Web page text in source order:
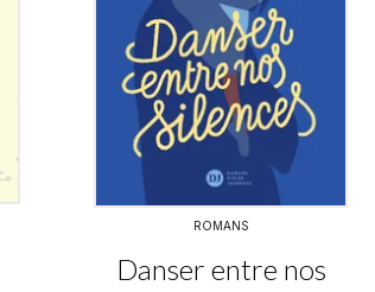
ROMANS
Danser entre nos